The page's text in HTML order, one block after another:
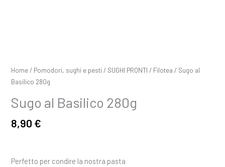
Home / Pomodori, sughi e pesti / SUGHI PRONTI / Filotea / Sugo al
Basilico 280g
Sugo al Basilico 280g
8,90 €
Perfetto per condire la nostra pasta